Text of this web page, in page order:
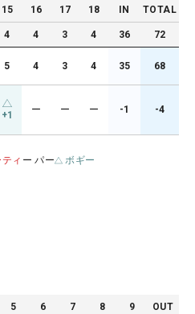
15 16 17 18 IN TOTAL
4 4 3 4 36 72
5 4 3 4 35 68
+1 ー ー ー -1 -4
ィ ー パー ボギー
5 6 7 8 9 OUT